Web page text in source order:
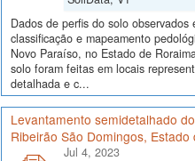
Dados de perfis do solo
classificação e mapeamento
Novo Paraíso, no Estado de
solo foram feitas em locais
detalhada e c...
Levantamento semidetalhado
Ribeirão São Domingos,
Jul 4, 2023